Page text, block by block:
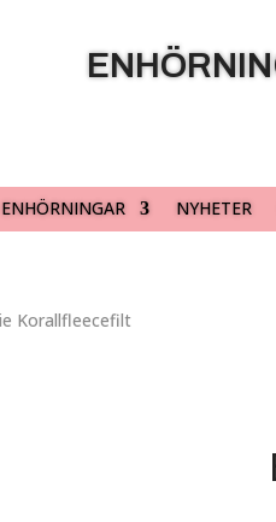
ENHÖRNINGAR NYHETER
Korallfleecefilt